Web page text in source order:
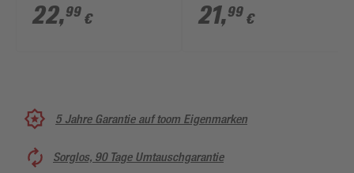
Stiel
22,99 € 21,99 €
5 Jahre Garantie auf toom Eigenmarken
Sorglos, 90 Tage Umtauschgarantie